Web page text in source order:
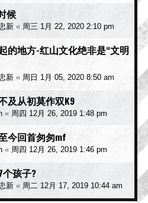
候
新 « 周三 1月 22, 2020 2:10 pm
的地方-红山文化绝非是“文明
新 « 周日 1月 05, 2020 8:50 am
及从初莫作双K9
« 周四 12月 26, 2019 1:48 pm
今回首匆匆mf
« 周四 12月 26, 2019 1:46 pm
孩子?
新 « 周二 12月 17, 2019 10:44 am